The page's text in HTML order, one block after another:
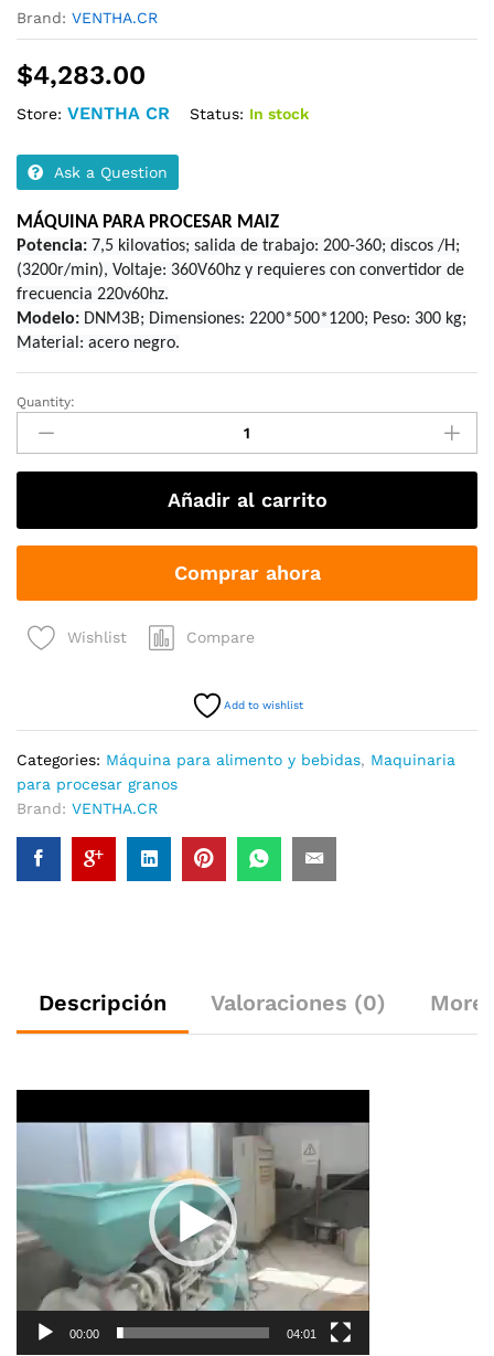
Brand: VENTHA.CR
$4,283.00
Store: VENTHA CR Status: In stock
Ask a Question
MÁQUINA PARA PROCESAR MAIZ
Potencia: 7,5 kilovatios; salida de trabajo: 200-360; discos /H;
(3200r/min), Voltaje: 360V60hz y requieres con convertidor de
frecuencia 220v60hz.
Modelo: DNM3B; Dimensiones: 2200*500*1200; Peso: 300 kg;
Material: acero negro.
Molino
industrial
de
molienda
harina
de
para
hacer
sémola
Quantity:
Añadir al carrito
Comprar ahora
Wishlist Compare
Add to wishlist
Categories: Máquina para alimento y bebidas, Maquinaria
para procesar granos
Brand: VENTHA.CR
Descripción Valoraciones (0) More
de
00:00 04:01